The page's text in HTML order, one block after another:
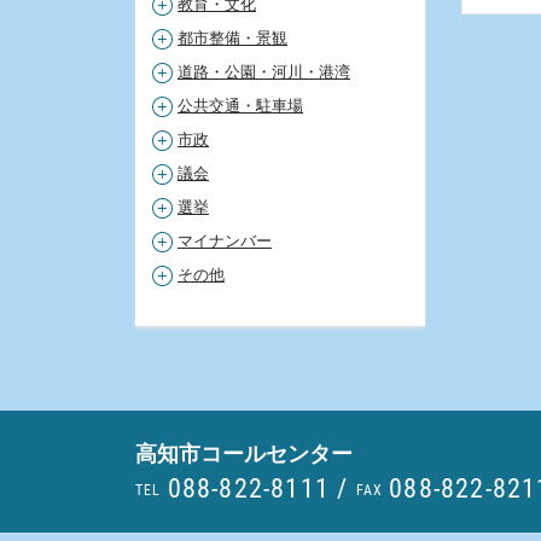
教育・文化
都市整備・景観
道路・公園・河川・港湾
公共交通・駐車場
市政
議会
選挙
マイナンバー
その他
高知市コールセンター
TEL 088-822-8111 / FAX 088-822-